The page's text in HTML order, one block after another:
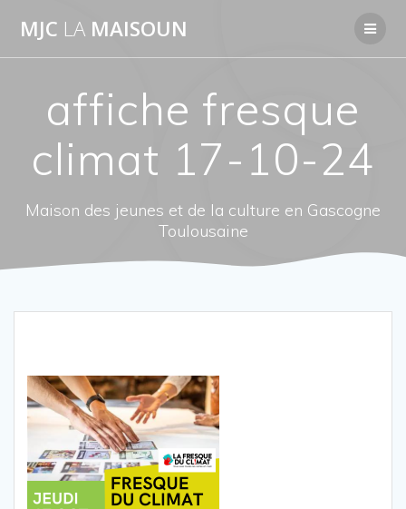
MJC LA MAISOUN
affiche fresque
climat 17-10-24
Maison des jeunes et de la culture en Gascogne
Toulousaine